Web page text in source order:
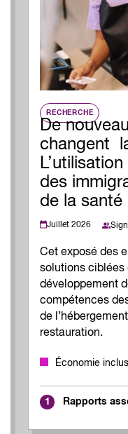
résiliente, qui met en
d’influence dans la
travail au Canada.
Lire le rapport
RECHERCHE
De
changent
des
de la santé
Juillet 2026
Cet exposé des
solutions ciblées
développement
compétences
de
restauration.
Économie
1 Rapports